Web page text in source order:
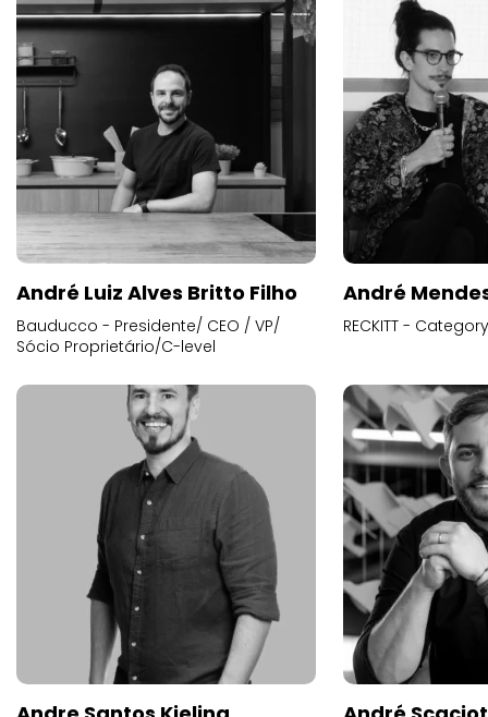
André Luiz Alves Britto Filho
Bauducco - Presidente/ CEO / VP/
Sócio Proprietário/C-level
André
RECKITT -